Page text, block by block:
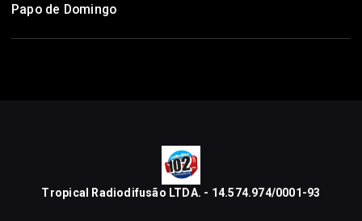
Papo de Domingo
Tropical Radiodifusão LTDA. - 14.574.974/0001-93